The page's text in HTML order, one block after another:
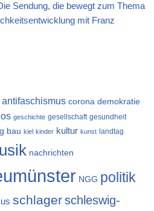
Sendung, die bewegt zum Thema
mit Franz
antifaschismus corona demokratie
geschichte gesellschaft gesundheit
bau kiel kinder kultur kunst landtag
nachrichten
NGG politik
schlagerschleswig-